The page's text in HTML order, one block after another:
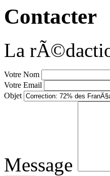
Contacter
La
Votre Nom
Votre Email
Objet
Message